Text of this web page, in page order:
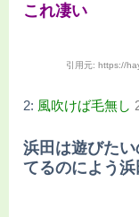
これ凄い
引用元: https://
2: 風吹けば毛無し
浜田は遊びた
てるのによう